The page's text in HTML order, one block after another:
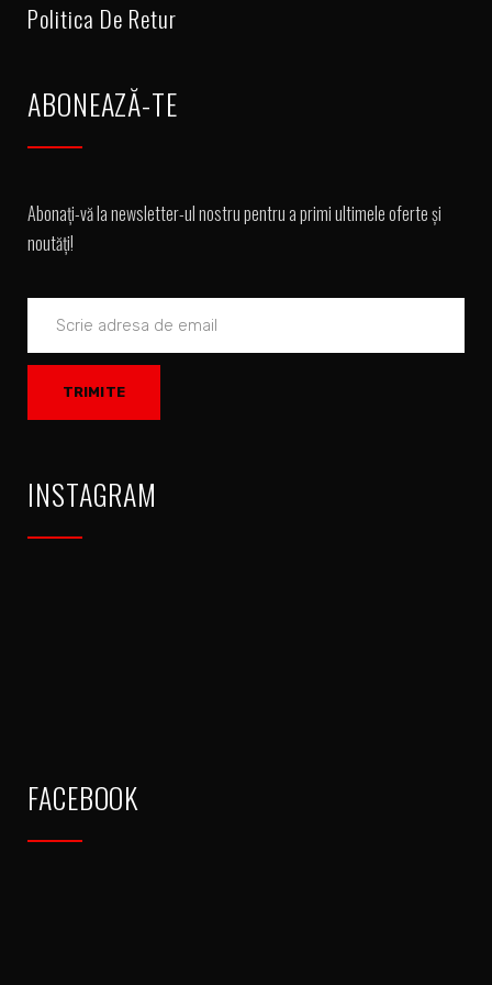
Politica De Retur
ABONEAZĂ-TE
Abonați-vă la newsletter-ul nostru pentru a primi ultimele oferte și
noutăți!
INSTAGRAM
FACEBOOK